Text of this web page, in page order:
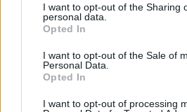
I want to opt-out of the Sharing
personal data.
Opted In
I want to opt-out of the Sale of
Personal Data.
Opted In
I want to opt-out of processing
Avviare un'impresa
Adempimenti e scadenze